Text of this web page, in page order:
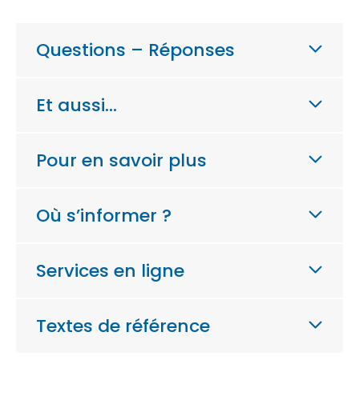
Questions – Réponses
Et aussi…
Pour en savoir plus
Où s’informer ?
Services en ligne
Textes de référence